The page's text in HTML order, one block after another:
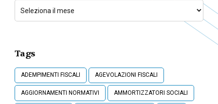
Tags
ADEMPIMENTI FISCALI AGEVOLAZIONI FISCALI
AGGIORNAMENTI NORMATIVI AMMORTIZZATORI SOCIALI